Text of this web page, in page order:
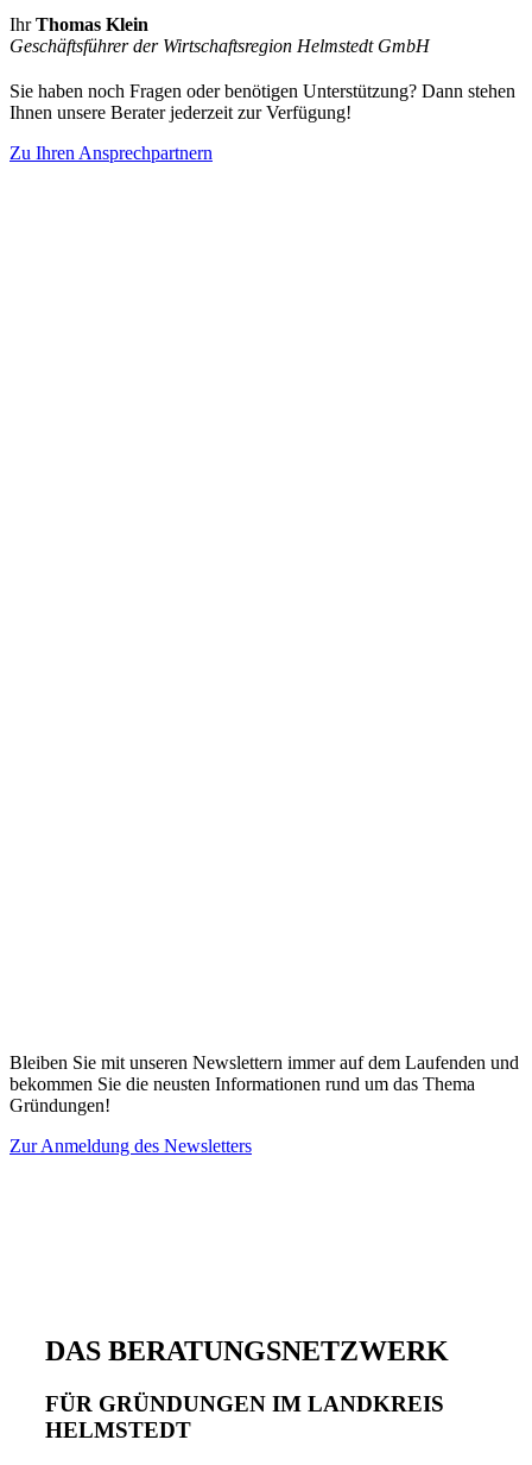
IhrThomas Klein
Geschäftsführer der Wirtschaftsregion Helmstedt GmbH
Sie haben noch Fragen oder benötigen Unterstützung? Dann stehen
Ihnen unsere Berater jederzeit zur Verfügung!
Zu Ihren Ansprechpartnern
Bleiben Sie mit unseren Newslettern immer auf dem Laufenden und
bekommen Sie die neusten Informationen rund um das Thema
Gründungen!
Zur Anmeldung des Newsletters
DAS BERATUNGSNETZWERK
FÜR GRÜNDUNGEN IM LANDKREIS
HELMSTEDT